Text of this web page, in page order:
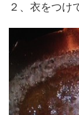
２、衣をつけ